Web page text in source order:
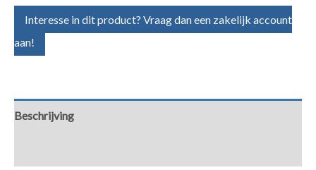
Interesse in dit product? Vraag dan een zakelijk account
aan!
Beschrijving